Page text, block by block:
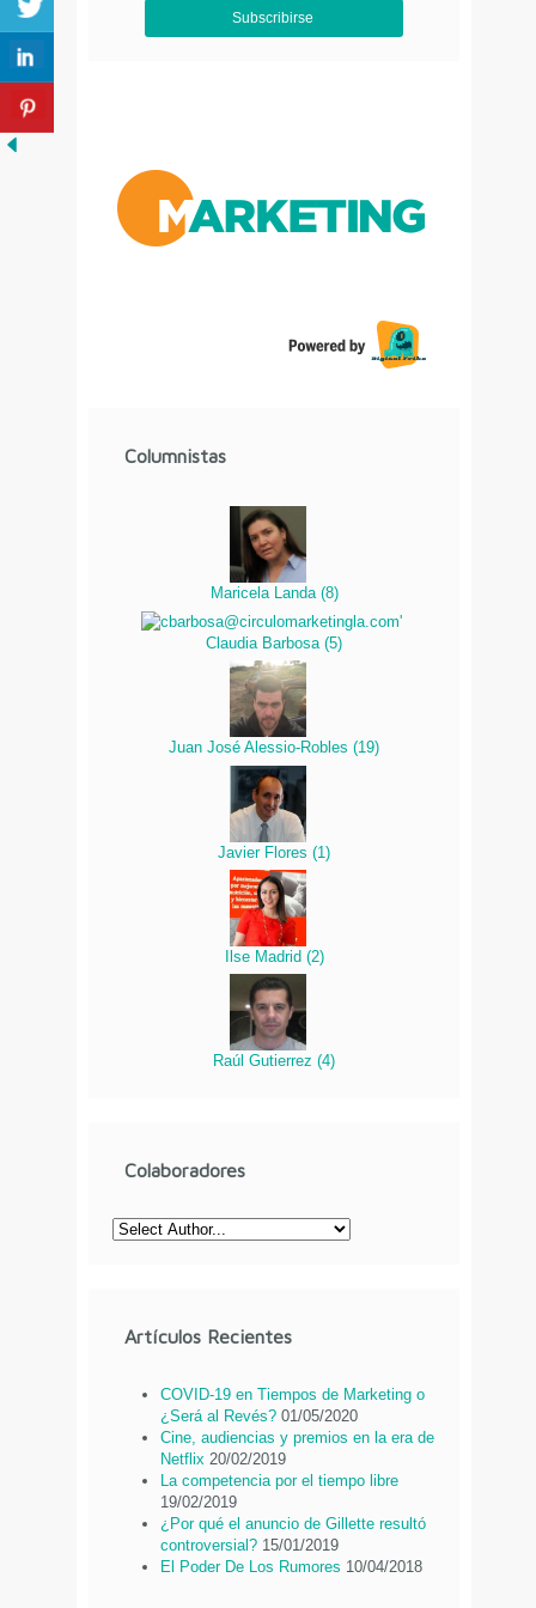
Columnistas
Maricela Landa (8)
Claudia Barbosa (5)
Juan José Alessio-Robles (19)
Javier Flores (1)
Ilse Madrid (2)
Raúl Gutierrez (4)
Colaboradores
Artículos Recientes
COVID-19 en Tiempos de Marketing o
¿Será al Revés? 01/05/2020
Cine, audiencias y premios en la era de
Netflix 20/02/2019
La competencia por el tiempo libre
19/02/2019
¿Por qué el anuncio de Gillette resultó
controversial? 15/01/2019
El Poder De Los Rumores 10/04/2018